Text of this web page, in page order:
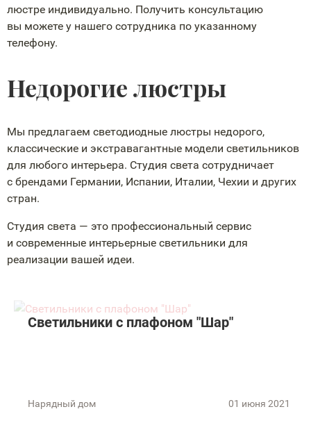
люстре индивидуально. Получить консультацию
вы можете у нашего сотрудника по указанному
телефону.
Недорогие люстры
Мы предлагаем светодиодные люстры недорого,
классические и экстравагантные модели светильников
для любого интерьера. Студия света сотрудничает
с брендами Германии, Испании, Италии, Чехии и других
стран.
Студия света — это профессиональный сервис
и современные интерьерные светильники для
реализации вашей идеи.
Светильники с плафоном "Шар"
Нарядный дом 01 июня 2021